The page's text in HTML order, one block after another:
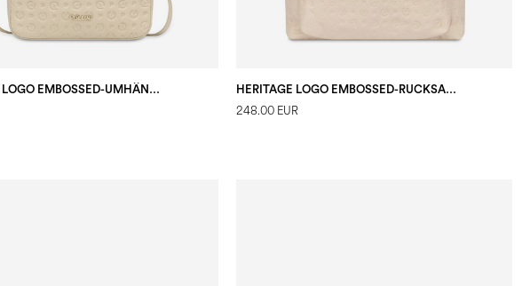
HERITAGE LOGO EMBOSSED-UMHÄNGETASCHE ELFENBEIN HERITAGE LOGO EMBOSSED-RUCKSACK ELFENBEIN
248.00 EUR